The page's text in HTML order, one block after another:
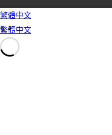
繁體中文
繁體中文